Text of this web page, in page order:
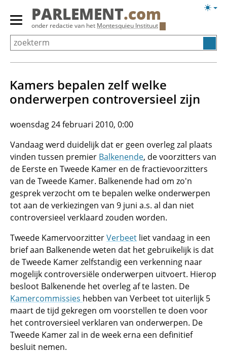
Overslaan
Primair
menu
tonen/verbergen
PARLEMENT.com
onder redactie van het Montesquieu Instituut
Kamers bepalen zelf welke
onderwerpen controversieel zijn
woensdag 24 februari 2010, 0:00
Vandaag werd duidelijk dat er geen overleg zal plaats
vinden tussen premier Balkenende, de voorzitters van
de Eerste en Tweede Kamer en de fractievoorzitters
van de Tweede Kamer. Balkenende had om zo'n
gesprek verzocht om te bepalen welke onderwerpen
tot aan de verkiezingen van 9 juni a.s. al dan niet
controversieel verklaard zouden worden.
Tweede KamervoorzitterVerbeet liet vandaag in een
brief aan Balkenende weten dat het gebruikelijk is dat
de Tweede Kamer zelfstandig een verkenning naar
mogelijk controversiële onderwerpen uitvoert. Hierop
besloot Balkenende het overleg af te lasten. De
Kamercommissies hebben van Verbeet tot uiterlijk 5
maart de tijd gekregen om voorstellen te doen voor
het controversieel verklaren van onderwerpen. De
Tweede Kamer zal in de week erna een definitief
besluit nemen.